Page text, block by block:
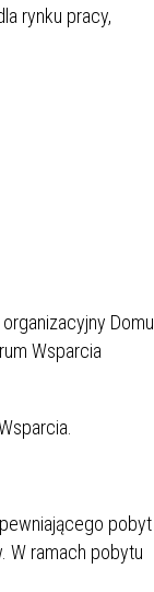
rynku pracy,
Domu
Wsparcia
pobyt
W ramach pobytu